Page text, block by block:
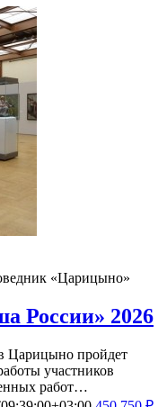
«Царицыно»
России» 2026
Царицыно пройдет
участников
работ…